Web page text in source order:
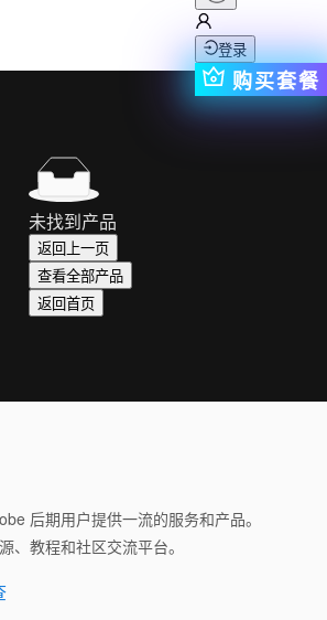
登录
购买套餐
未找到产品
返回上一页
查看全部产品
返回首页
后期用户提供一流的服务和产品。
、教程和社区交流平台。